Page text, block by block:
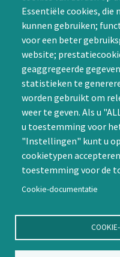
Essentiële cookies, die
kunnen gebruiken;
voor een beter
website;
geaggregeerde
statistieken te
worden gebruikt om
weer te geven. Als u
u toestemming voor
"Instellingen" kunt u
cookietypen
toestemming voor de
Cookie-documentatie
CAPTCHA
Contact
Nienoord 5, 1112 XE Diemen
info@ntvp.nl
SNSBNL2A te Utrecht